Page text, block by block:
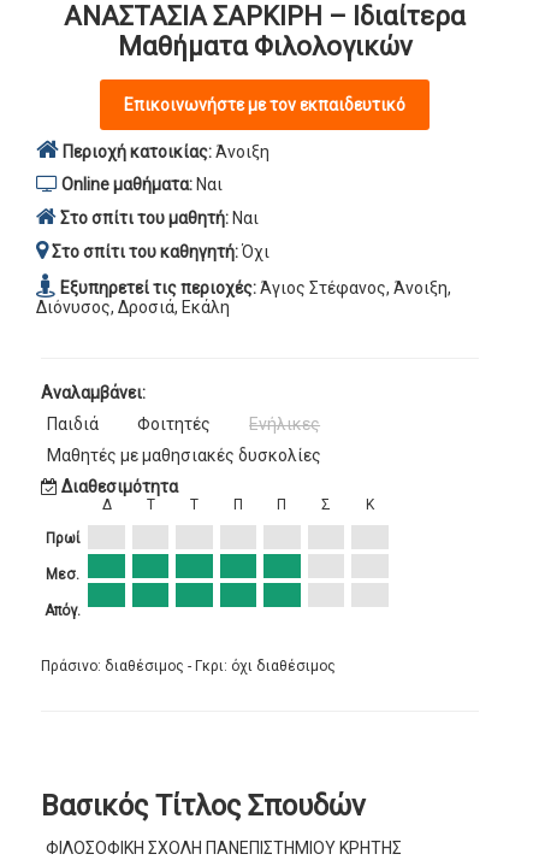
ΑΝΑΣΤΑΣΙΑ ΣΑΡΚΙΡΗ – Ιδιαίτερα
Μαθήματα Φιλολογικών
Επικοινωνήστε με τον εκπαιδευτικό
Περιοχή κατοικίας:Άνοιξη
Online μαθήματα: Ναι
Στο σπίτι του μαθητή: Ναι
Στο σπίτι του καθηγητή:Όχι
Εξυπηρετεί τις περιοχές:Άγιος Στέφανος, Άνοιξη,
Διόνυσος, Δροσιά, Εκάλη
Αναλαμβάνει:
Παιδιά
Φοιτητές
Ενήλικες
Μαθητές με μαθησιακές δυσκολίες
Διαθεσιμότητα
Πρωί
Μεσ.
Απόγ.
Δ Τ Τ Π Π Σ Κ
Πράσινο: διαθέσιμος - Γκρι: όχι διαθέσιμος
Βασικός Τίτλος Σπουδών
ΦΙΛΟΣΟΦΙΚΗ ΣΧΟΛΗ ΠΑΝΕΠΙΣΤΗΜΙΟΥ ΚΡΗΤΗΣ